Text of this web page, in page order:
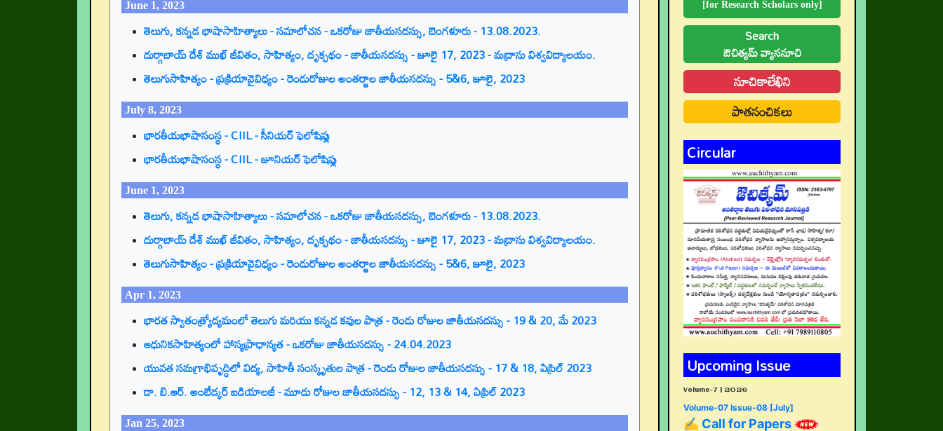
June 1, 2023
తెలుగు, కన్నడ భాషాసాహిత్యాలు - సమాలోచన - ఒకరోజు జాతీయసదస్సు, బెంగళూరు - 13.08.2023.
దుర్గాబాయ్ దేశ్ ముఖ్ జీవితం, సాహిత్యం, దృక్పథం - జాతీయసదస్సు - జూలై 17, 2023 - మద్రాసు విశ్వవిద్యాలయం.
తెలుగుసాహిత్యం - ప్రక్రియావైవిధ్యం - రెండురోజుల అంతర్జాల జాతీయసదస్సు - 5&6, జూలై, 2023
July 8, 2023
భారతీయభాషాసంస్థ - CIIL - సీనియర్ ఫెలోషిప్లు
భారతీయభాషాసంస్థ - CIIL - జూనియర్ ఫెలోషిప్లు
June 1, 2023
తెలుగు, కన్నడ భాషాసాహిత్యాలు - సమాలోచన - ఒకరోజు జాతీయసదస్సు, బెంగళూరు - 13.08.2023.
దుర్గాబాయ్ దేశ్ ముఖ్ జీవితం, సాహిత్యం, దృక్పథం - జాతీయసదస్సు - జూలై 17, 2023 - మద్రాసు విశ్వవిద్యాలయం.
తెలుగుసాహిత్యం - ప్రక్రియావైవిధ్యం - రెండురోజుల అంతర్జాల జాతీయసదస్సు - 5&6, జూలై, 2023
Apr 1, 2023
భారత స్వాతంత్ర్యోద్యమంలో తెలుగు మరియు కన్నడ కవుల పాత్ర - రెండు రోజుల జాతీయసదస్సు - 19 & 20, మే 2023
ఆధునికసాహిత్యంలో హాస్యప్రాధాన్యత - ఒకరోజు జాతీయసదస్సు - 24.04.2023
యువత సమగ్రాభివృద్ధిలో విద్య, సాహితీ సంస్కృతుల పాత్ర - రెండు రోజుల జాతీయసదస్సు - 17 & 18, ఏప్రిల్ 2023
డా. బి.ఆర్. అంబేడ్కర్ ఐడియాలజీ - మూడు రోజుల జాతీయసదస్సు - 12, 13 & 14, ఏప్రిల్ 2023
Jan 25, 2023
[for Research Scholars only]
Search
ఔచిత్యమ్ వ్యాససూచి
సూచికాలేఖిని
పాతసంచికలు
Circular
Upcoming Issue
Volume-7 | 2026
Volume-07 Issue-08 [July]
✍ Call for Papers